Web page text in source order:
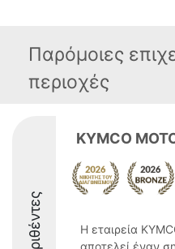
Παρόμοιες
περιοχές
KYMCO
Η εταιρεία
αποτελεί έναν